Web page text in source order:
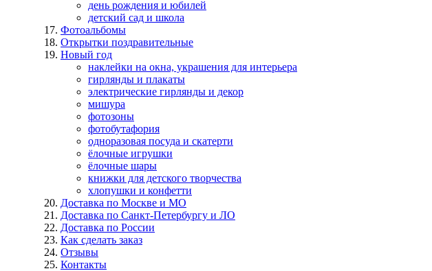
день рождения и юбилей
детский сад и школа
Фотоальбомы
Открытки поздравительные
Новый год
наклейки на окна, украшения для интерьера
гирлянды и плакаты
электрические гирлянды и декор
мишура
фотозоны
фотобутафория
одноразовая посуда и скатерти
ёлочные игрушки
ёлочные шары
книжки для детского творчества
хлопушки и конфетти
Доставка по Москве и МО
Доставка по Санкт-Петербургу и ЛО
Доставка по России
Как сделать заказ
Отзывы
Контакты